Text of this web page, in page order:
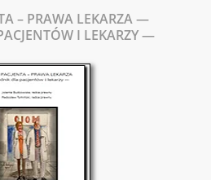
– PRAWA LEKARZA —
I LEKARZY —